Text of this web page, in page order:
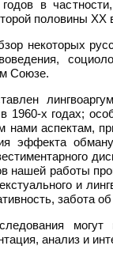
в
половины XX
некоторых
Союзе.
1960-х годах;
аспектам,
эффекта
нашей работы
и
забота
анализ и